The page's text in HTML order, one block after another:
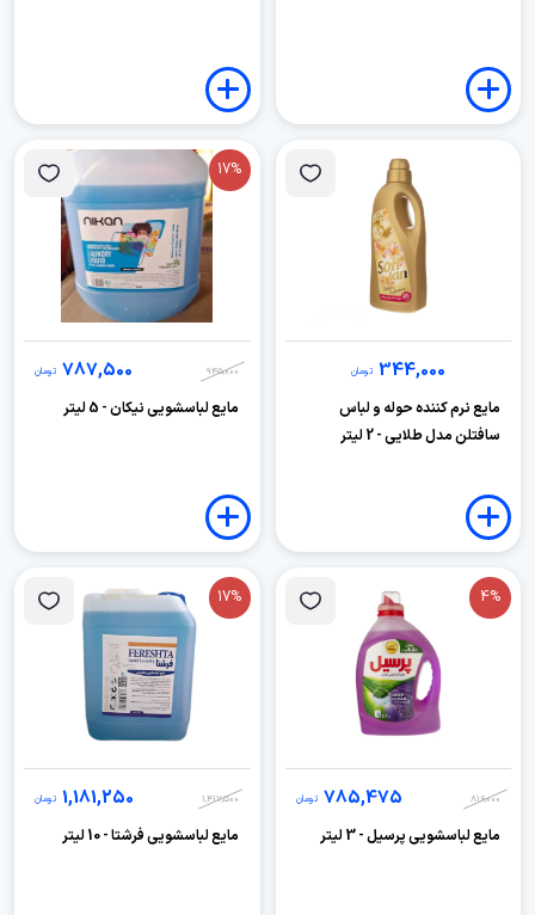
344,000 تومان
مایع نرم کننده حوله و لباس
سافتلن مدل طلایی - 2 لیتر
17%
945,000
787,500 تومان
مایع لباسشویی نیکان - 5 لیتر
4%
816,000
785,475 تومان
مایع لباسشویی پرسیل - 3 لیتر
17%
1,417,500
1,181,250 تومان
مایع لباسشویی فرشتا - 10 لیتر